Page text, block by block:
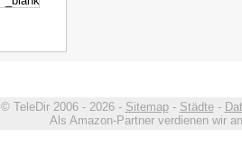
© TeleDir 2006 - 2026 - Sitemap- Städte-
Als Amazon-Partner verdienen wir